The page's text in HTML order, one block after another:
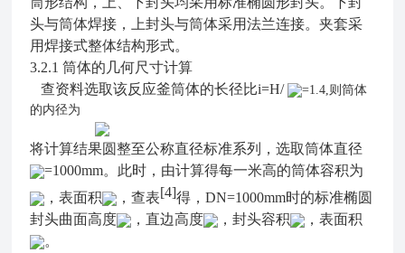
头与筒体焊接，上封头与筒体采用法兰连接。夹套采
用焊接式整体结构形式。
3.2.1筒体的几何尺寸计算
查资料选取该反应釜筒体的长径比i=H/
=1.4,则筒体
的内径为
将计算结果圆整至公称直径标准系列，选取筒体直径
=1000mm。此时，由计算得每一米高的筒体容积为
，表面积
，查表[4]得，DN=1000mm时的标准椭圆
封头曲面高度
，直边高度 ，封头容积
，表面积
。